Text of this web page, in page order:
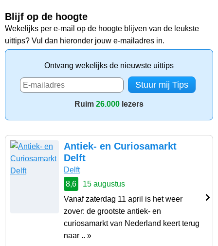
Blijf op de hoogte
Wekelijks per e-mail op de hoogte blijven van de leukste
uittips? Vul dan hieronder jouw e-mailadres in.
Ontvang wekelijks de nieuwste uittips
Ruim 26.000 lezers
Antiek- en Curiosamarkt
Delft
Delft
8,6
15 augustus
Vanaf zaterdag 11 april is het weer
zover: de grootste antiek- en
curiosamarkt van Nederland keert terug
naar .. »